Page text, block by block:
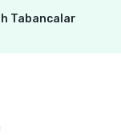
Tabancalar